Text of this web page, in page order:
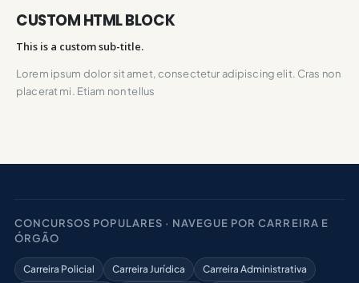
CUSTOM HTML BLOCK
This is a custom sub-title.
Lorem ipsum dolor sit amet, consectetur adipiscing elit. Cras non
placerat mi. Etiam non tellus
CONCURSOS POPULARES · NAVEGUE POR CARREIRA E
ÓRGÃO
Carreira Policial Carreira Jurídica
Carreira Administrativa